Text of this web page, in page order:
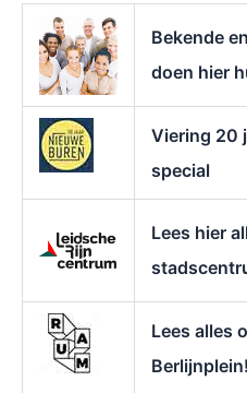
Bekende
doen hier
Viering 20
special
Lees hier
Lees alles
Berlijnplein!